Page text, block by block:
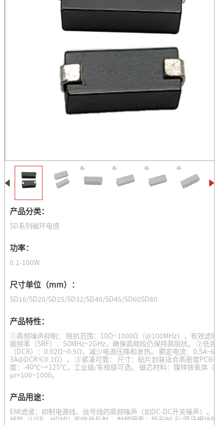
产品分类：
SD系列磁环电感
功率：
0.1-100W
尺寸单位（mm）：
SD16/SD20/SD25/SD32/SD40/SD45/SD60SD80
产品特性：
①高频噪声抑制： 阻抗范围：10Ω~1000Ω（@100MHz），有效滤
振频率（SRF）：50MHz~2GHz，确保高频段仍保持高阻抗。 ②低
（DCR）：0.02Ω~0.5Ω，减少电源压降和发热。 额定电流：
3A@DCR≤0.1Ω）。 ③紧凑可靠： 尺寸：贴片封装适合高密度PCB
度：-40℃~+125℃，工业级/车规级可选。 磁芯材料：镍锌铁氧体（
μr=100~1000。
产品用途：
EMI滤波：抑制电源线、信号线的高频噪声（如DC-DC开关噪声）。
线路（USB、HDMI）的信号反射。 射频隔离：用于Wi-Fi/蓝牙模块